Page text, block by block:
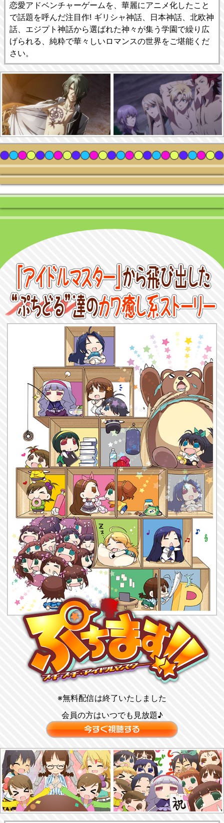
恋愛アドベンチャーゲームを、華麗にアニメ化したこと
で話題を呼んだ注目作! ギリシャ神話、日本神話、北欧神
話、エジプト神話から選ばれた神々が集う学園で繰り広
げられる、純粋で華々しいロマンスの世界をご堪能くだ
さい。
※無料配信は終了いたしました
会員の方はいつでも見放題♪